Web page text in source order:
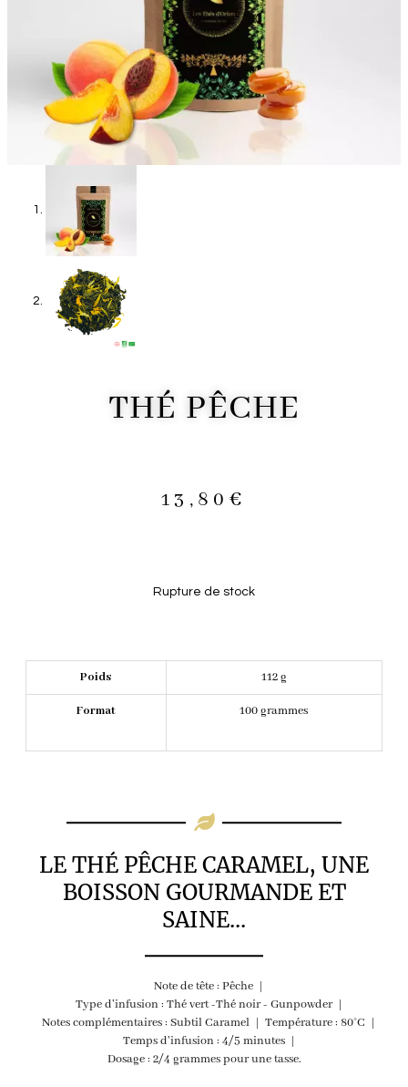
THÉ PÊCHE
13,80 €
Rupture de stock
Poids 112 g
Format 100 grammes
LE THÉ PÊCHE CARAMEL, UNE
BOISSON GOURMANDE ET
SAINE...
Note de tête : Pêche
Type d'infusion : Thé vert -Thé noir - Gunpowder
Notes complémentaires : Subtil Caramel
Température : 80°C
Temps d'infusion : 4/5 minutes
Dosage : 2/4 grammes pour une tasse.